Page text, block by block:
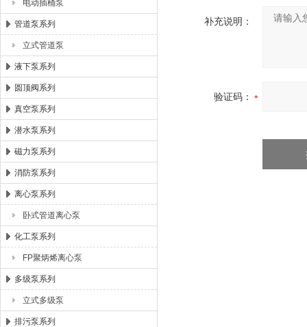
电动插桶泵
管道泵系列
立式管道泵
液下泵系列
圆顶阀系列
真空泵系列
潜水泵系列
磁力泵系列
消防泵系列
离心泵系列
卧式管道离心泵
化工泵系列
FP聚炳烯离心泵
多级泵系列
立式多级泵
排污泵系列
补充说明：
验证码：